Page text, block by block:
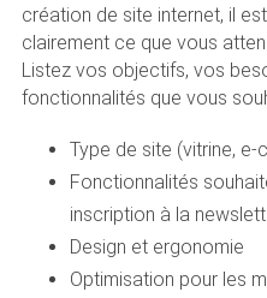
création de site internet, il
clairement ce que vous
Listez vos objectifs, vos
fonctionnalités que vous
Type de site (vitrine,
Fonctionnalités
inscription à la
Design et ergonomie
Optimisation pour les